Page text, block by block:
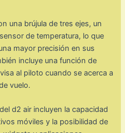
una brújula de tres ejes, un
de temperatura, lo que
mayor precisión en sus
incluye una función de
al piloto cuando se acerca a
vuelo.
d2 air incluyen la capacidad
móviles y la posibilidad de